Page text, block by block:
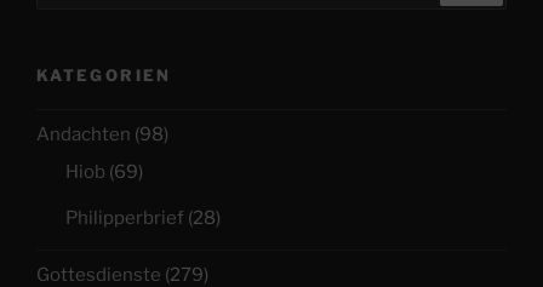
KATEGORIEN
Andachten (98)
Hiob (69)
Philipperbrief (28)
Gottesdienste (279)